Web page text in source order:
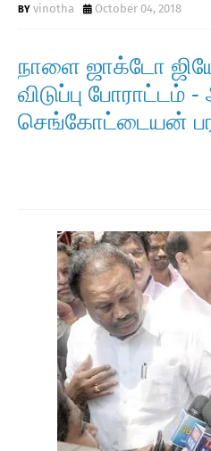
vinotha October 04, 2018
நாளை ஜாக்டோ
விடுப்பு போராட்டம்
செங்கோட்டையன்